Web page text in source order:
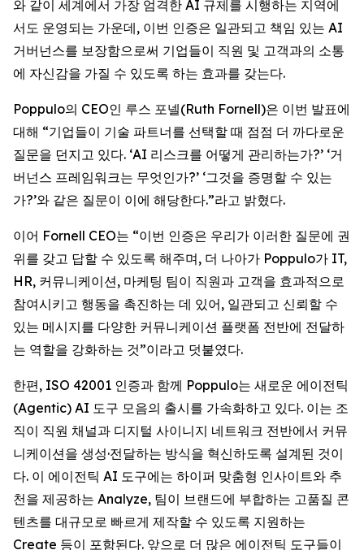
와 같이 세계에서 가장 엄격한 AI 규제를 시행하는 지역에
서도 운영되는 가운데, 이번 인증은 일관되고 책임 있는 AI
거버넌스를 보장함으로써 기업들이 직원 및 고객과의 소통
에 자신감을 가질 수 있도록 하는 효과를 갖는다.
Poppulo의 CEO인 루스 포넬(Ruth Fornell)은 이번 발표에
대해 “기업들이 기술 파트너를 선택할 때 점점 더 까다로운
질문을 던지고 있다. ‘AI 리스크를 어떻게 관리하는가?’ ‘거
버넌스 프레임워크는 무엇인가?’ ‘그것을 증명할 수 있는
가?’와 같은 질문이 이에 해당한다.”라고 밝혔다.
이어 Fornell CEO는 “이번 인증은 우리가 이러한 질문에 권
위를 갖고 답할 수 있도록 해주며, 더 나아가 Poppulo가 IT,
HR, 커뮤니케이션, 마케팅 팀이 직원과 고객을 효과적으로
참여시키고 행동을 촉진하는 데 있어, 일관되고 신뢰할 수
있는 메시지를 다양한 커뮤니케이션 플랫폼 전반에 전달하
는 역할을 강화하는 것”이라고 덧붙였다.
한편, ISO 42001 인증과 함께 Poppulo는 새로운 에이전틱
(Agentic) AI 도구 모음의 출시를 가속화하고 있다. 이는 조
직이 직원 채널과 디지털 사이니지 네트워크 전반에서 커뮤
니케이션을 생성·전달하는 방식을 혁신하도록 설계된 것이
다. 이 에이전틱 AI 도구에는 하이퍼 맞춤형 인사이트와 추
천을 제공하는 Analyze, 팀이 브랜드에 부합하는 고품질 콘
텐츠를 대규모로 빠르게 제작할 수 있도록 지원하는
Create 등이 포함된다. 앞으로 더 많은 에이전틱 도구들이